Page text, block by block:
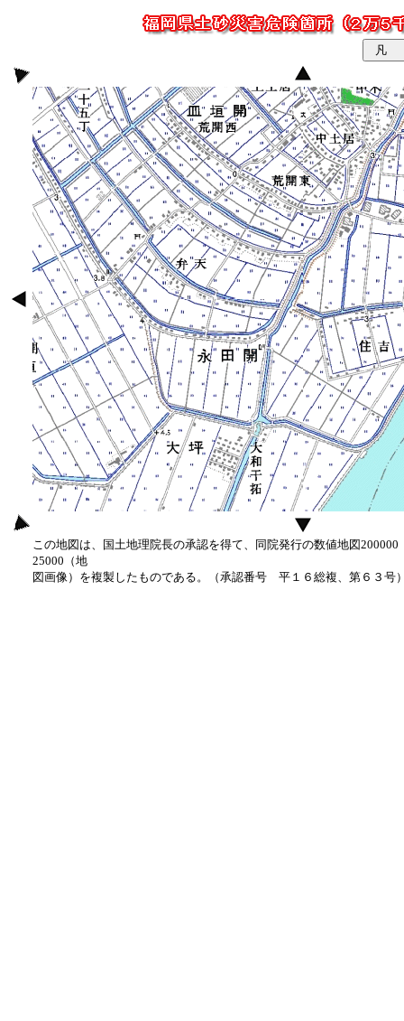
この地図は、国土地理院長の承認を得て、同院発行の数値地図
25000（地
図画像）を複製したものである。（承認番号 平１６総複、第６３号